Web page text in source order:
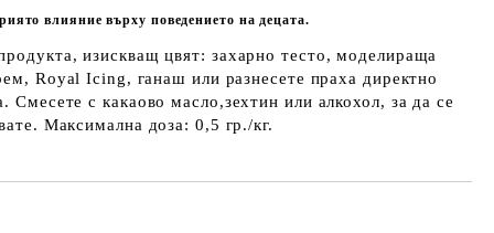
влияние върху поведението на децата.
изискващ цвят: захарно тесто, моделираща
Royal Icing, ганаш или разнесете праха директно
Смесете с какаово масло,зехтин или алкохол, за да се
Максимална доза: 0,5 гр./кг.